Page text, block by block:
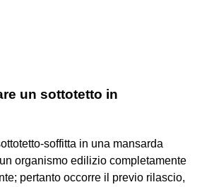
un sottotetto in
soffitta in una mansarda
organismo edilizio completamente
pertanto occorre il previo rilascio,